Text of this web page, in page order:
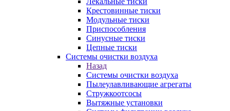
Крестовинные тиски
Модульные тиски
Приспособления
Синусные тиски
Цепные тиски
Системы очистки воздуха
Назад
Системы очистки воздуха
Пылеулавливающие агрегаты
Стружкоотсосы
Вытяжные установки